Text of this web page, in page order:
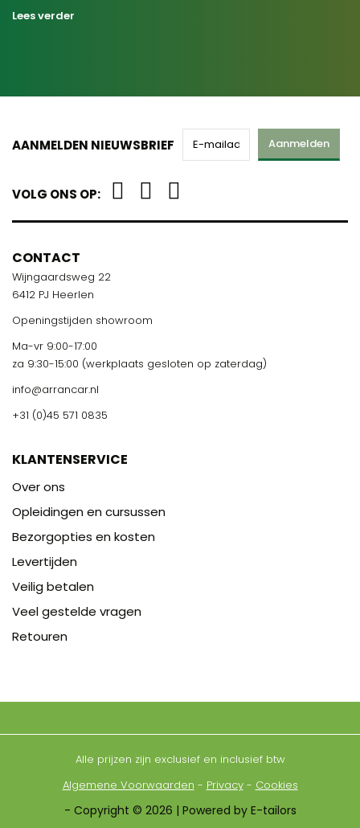
Lees verder
AANMELDEN NIEUWSBRIEF Aanmelden
VOLG ONS OP:
CONTACT
Wijngaardsweg 22
6412 PJ Heerlen
Openingstijden showroom
Ma-vr 9:00-17:00
za 9:30-15:00 (werkplaats gesloten op zaterdag)
info@arrancar.nl
+31 (0)45 571 0835
KLANTENSERVICE
Over ons
Opleidingen en cursussen
Bezorgopties en kosten
Levertijden
Veilig betalen
Veel gestelde vragen
Retouren
Alle prijzen zijn exclusief en inclusief btw
Algemene Voorwaarden - Privacy- Cookies
- Copyright © 2026 | Powered by E-tailors